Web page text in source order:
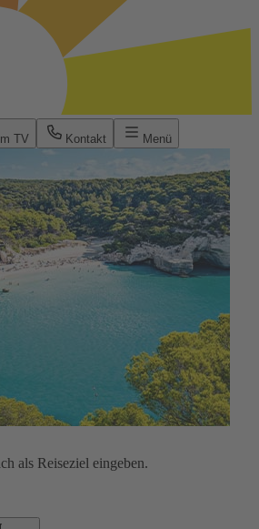
TV Kontakt Menü
als Reiseziel eingeben.